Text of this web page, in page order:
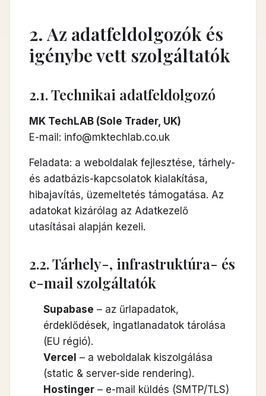
2. Az adatfeldolgozók és
igénybe vett szolgáltatók
2.1. Technikai adatfeldolgozó
MK TechLAB (Sole Trader, UK)
E-mail: info@mktechlab.co.uk
Feladata: a weboldalak fejlesztése, tárhely-
és adatbázis-kapcsolatok kialakítása,
hibajavítás, üzemeltetés támogatása. Az
adatokat kizárólag az Adatkezelő
utasításai alapján kezeli.
2.2. Tárhely-, infrastruktúra- és
e-mail szolgáltatók
Supabase – az űrlapadatok,
érdeklődések, ingatlanadatok tárolása
(EU régió).
Vercel – a weboldalak kiszolgálása
(static & server-side rendering).
Hostinger – e-mail küldés (SMTP/TLS)